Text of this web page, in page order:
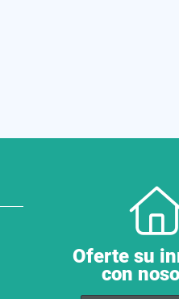
Oferte su
con